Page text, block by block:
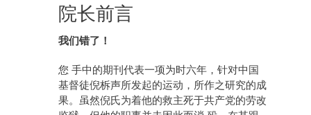
院长前言
我们错了！
您 手中的期刊代表一项为时六年，针对中国
基督徒倪柝声所发起的运动，所作之研究的成
果。虽然倪氏为着他的救主死于共产党的劳改